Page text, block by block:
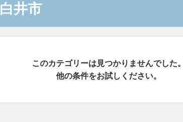
白井市
このカテゴリーは見つかりませんでした。
他の条件をお試しください。